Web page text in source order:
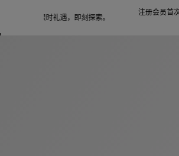
注册会员首次下单购买任意作品，可享受
击此处了解更多详情